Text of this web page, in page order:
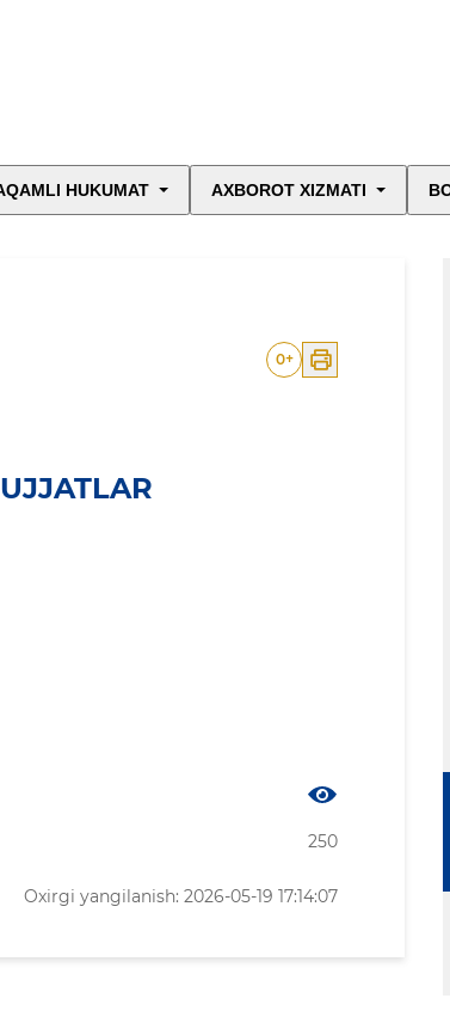
HUKUMAT AXBOROT XIZMATI
0+
250
Oxirgi yangilanish: 2026-05-19 17:14:07